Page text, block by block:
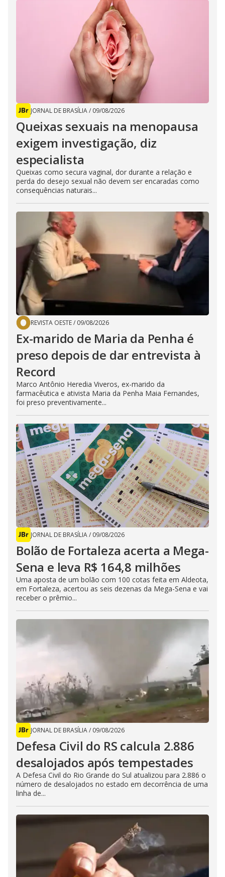
JORNAL DE BRASÍLIA/ 09/08/2026
Queixas sexuais na menopausa
exigem investigação, diz
especialista
Queixas como secura vaginal, dor durante a relação e
perda do desejo sexual não devem ser encaradas como
consequências naturais...
REVISTA OESTE/ 09/08/2026
Ex-marido de Maria da Penha é
preso depois de dar entrevista à
Record
Marco Antônio Heredia Viveros, ex-marido da
farmacêutica e ativista Maria da Penha Maia Fernandes,
foi preso preventivamente...
JORNAL DE BRASÍLIA/ 09/08/2026
Bolão de Fortaleza acerta a Mega-
Sena e leva R$ 164,8 milhões
Uma aposta de um bolão com 100 cotas feita em Aldeota,
em Fortaleza, acertou as seis dezenas da Mega-Sena e vai
receber o prêmio...
JORNAL DE BRASÍLIA/ 09/08/2026
Defesa Civil do RS calcula 2.886
desalojados após tempestades
A Defesa Civil do Rio Grande do Sul atualizou para 2.886 o
número de desalojados no estado em decorrência de uma
linha de...